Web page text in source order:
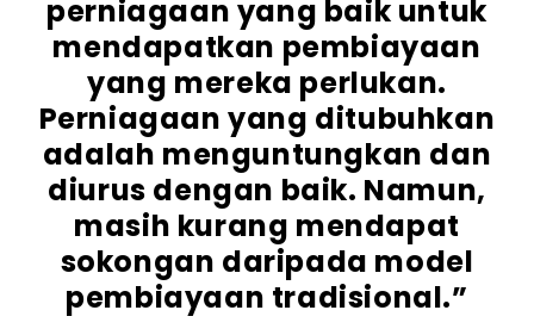
perniagaan yang baik untuk
mendapatkan pembiayaan
yang mereka perlukan.
Perniagaan yang ditubuhkan
adalah menguntungkan dan
diurus dengan baik. Namun,
masih kurang mendapat
sokongan daripada model
pembiayaan tradisional.”